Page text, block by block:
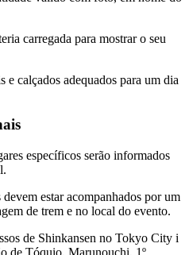
carregada para mostrar o seu
e calçados adequados para um dia
específicos serão informados
devem estar acompanhados por um
de trem e no local do evento.
de Shinkansen no Tokyo City i
de Tóquio, Marunouchi, 1º